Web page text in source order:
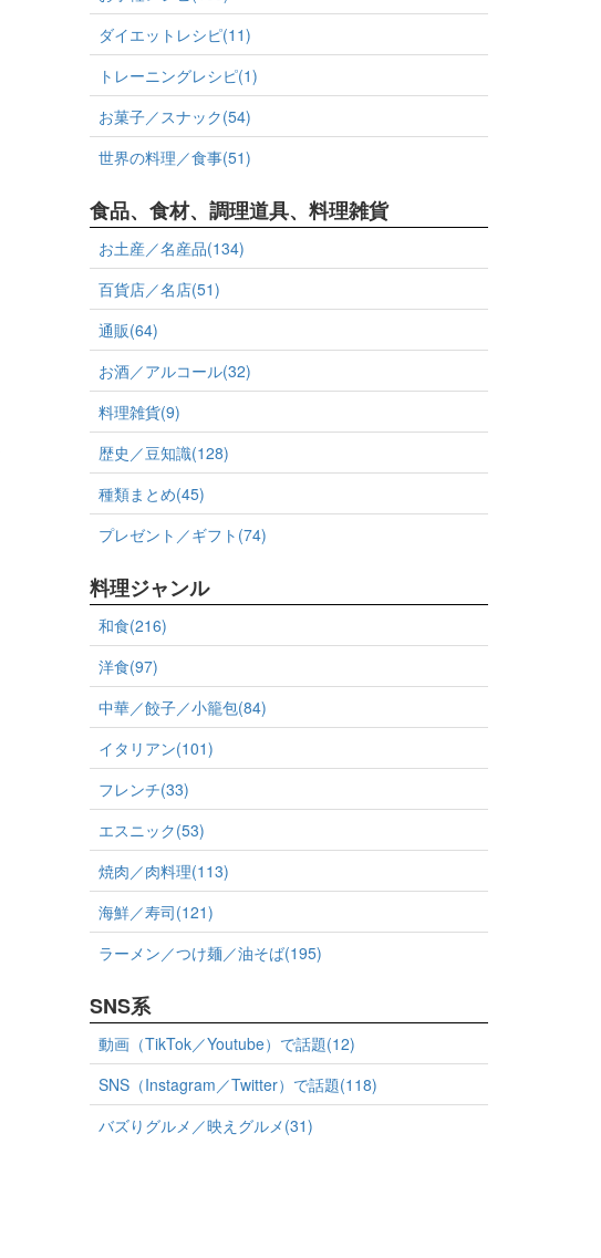
ダイエットレシピ(11)
トレーニングレシピ(1)
お菓子／スナック(54)
世界の料理／食事(51)
食品、食材、調理道具、料理雑貨
お土産／名産品(134)
百貨店／名店(51)
通販(64)
お酒／アルコール(32)
料理雑貨(9)
歴史／豆知識(128)
種類まとめ(45)
プレゼント／ギフト(74)
料理ジャンル
和食(216)
洋食(97)
中華／餃子／小籠包(84)
イタリアン(101)
フレンチ(33)
エスニック(53)
焼肉／肉料理(113)
海鮮／寿司(121)
ラーメン／つけ麺／油そば(195)
SNS系
動画（TikTok／Youtube）で話題(12)
SNS（Instagram／Twitter）で話題(118)
バズりグルメ／映えグルメ(31)